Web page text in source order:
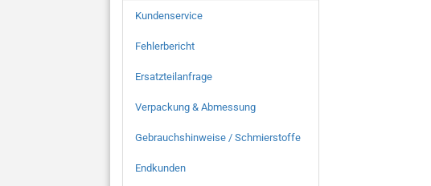
Kundenservice
Fehlerbericht
Ersatzteilanfrage
Verpackung & Abmessung
Gebrauchshinweise / Schmierstoffe
Endkunden